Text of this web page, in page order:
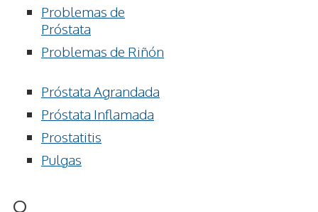
Problemas de
Próstata
Problemas de Riñón
Próstata Agrandada
Próstata Inflamada
Prostatitis
Pulgas